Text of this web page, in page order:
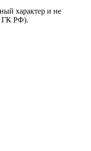
характер и не
ГК РФ).